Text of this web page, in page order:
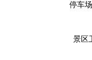
停车
景区